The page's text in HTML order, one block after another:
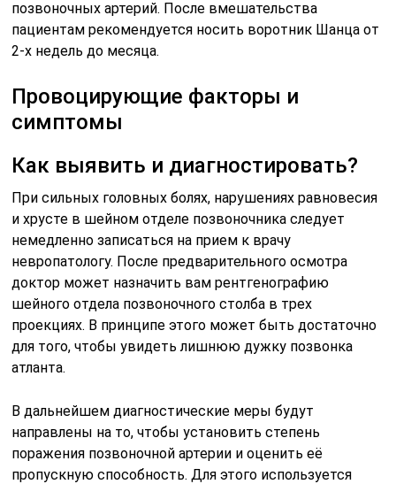
позвоночных артерий. После вмешательства
пациентам рекомендуется носить воротник Шанца от
2-х недель до месяца.
Провоцирующие факторы и
симптомы
Как выявить и диагностировать?
При сильных головных болях, нарушениях равновесия
и хрусте в шейном отделе позвоночника следует
немедленно записаться на прием к врачу
невропатологу. После предварительного осмотра
доктор может назначить вам рентгенографию
шейного отдела позвоночного столба в трех
проекциях. В принципе этого может быть достаточно
для того, чтобы увидеть лишнюю дужку позвонка
атланта.
В дальнейшем диагностические меры будут
направлены на то, чтобы установить степень
поражения позвоночной артерии и оценить её
пропускную способность. Для этого используется